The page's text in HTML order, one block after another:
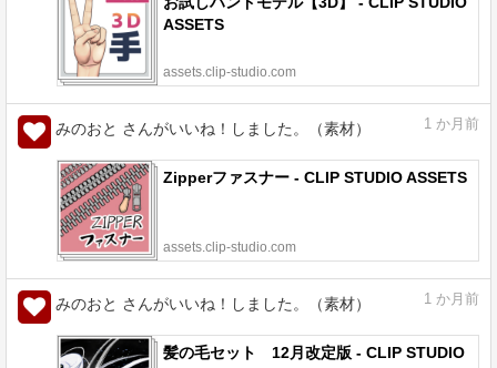
ASSETS
assets.clip-studio.com
みのおと さんがいいね！しました。（素材） 1 か月前
Zipperファスナー - CLIP STUDIO ASSETS
assets.clip-studio.com
みのおと さんがいいね！しました。（素材） 1 か月前
髪の毛セット 12月改定版 - CLIP STUDIO